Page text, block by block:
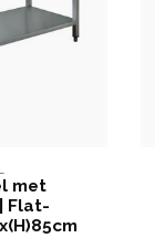
met
Flat-